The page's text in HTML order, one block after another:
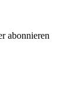
abonnieren